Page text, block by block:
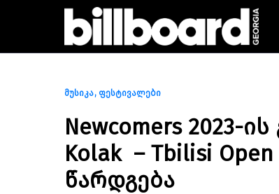
მუსიკა ფესტივალები
Newcomers 2023-
Kolak – Tbilisi
წარდგება